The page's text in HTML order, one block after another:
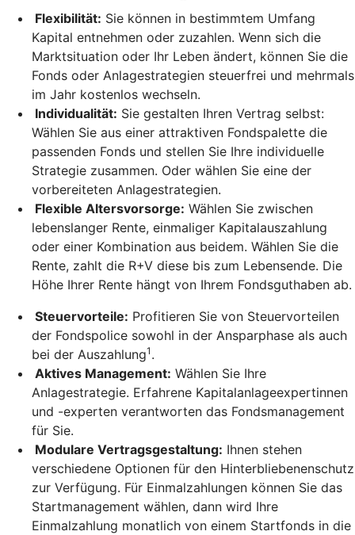
Flexibilität: Sie können in bestimmtem Umfang
Kapital entnehmen oder zuzahlen. Wenn sich die
Marktsituation oder Ihr Leben ändert, können Sie die
Fonds oder Anlagestrategien steuerfrei und mehrmals
im Jahr kostenlos wechseln.
Individualität: Sie gestalten Ihren Vertrag selbst:
Wählen Sie aus einer attraktiven Fondspalette die
passenden Fonds und stellen Sie Ihre individuelle
Strategie zusammen. Oder wählen Sie eine der
vorbereiteten Anlagestrategien.
Flexible Altersvorsorge: Wählen Sie zwischen
lebenslanger Rente, einmaliger Kapitalauszahlung
oder einer Kombination aus beidem. Wählen Sie die
Rente, zahlt die R+V diese bis zum Lebensende. Die
Höhe Ihrer Rente hängt von Ihrem Fondsguthaben ab.
Steuervorteile: Profitieren Sie von Steuervorteilen
der Fondspolice sowohl in der Ansparphase als auch
bei der Auszahlung1 .
Aktives Management: Wählen Sie Ihre
Anlagestrategie. Erfahrene Kapitalanlageexpertinnen
und -experten verantworten das Fondsmanagement
für Sie.
Modulare Vertragsgestaltung: Ihnen stehen
verschiedene Optionen für den Hinterbliebenenschutz
zur Verfügung. Für Einmalzahlungen können Sie das
Startmanagement wählen, dann wird Ihre
Einmalzahlung monatlich von einem Startfonds in die